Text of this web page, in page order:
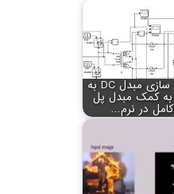
شبیه سازی مبدل DC به
DC به کمک مبدل پل
کامل در نرم…